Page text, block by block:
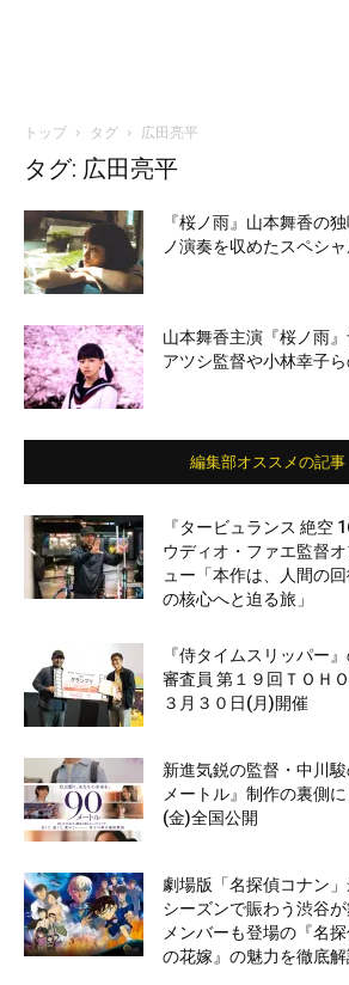
トップ タグ 広田亮平
タグ: 広田亮平
『桜ノ雨』山本舞香の
ノ演奏を収めたスペシ
山本舞香主演『桜ノ雨
アツシ監督や小林幸子
編集部オススメの記事
『タービュランス 絶空
ウディオ・ファエ監督
ュー「本作は、人間の
の核心へと迫る旅」
『侍タイムスリッパー
審査員 第１９回ＴＯＨ
３月３０日(月)開催
新進気鋭の監督・中川
メートル』制作の裏側
(金)全国公開
劇場版「名探偵コナン
シーズンで賑わう渋谷
メンバーも登場の『名
の花嫁』の魅力を徹底解